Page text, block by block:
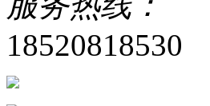
18520818530